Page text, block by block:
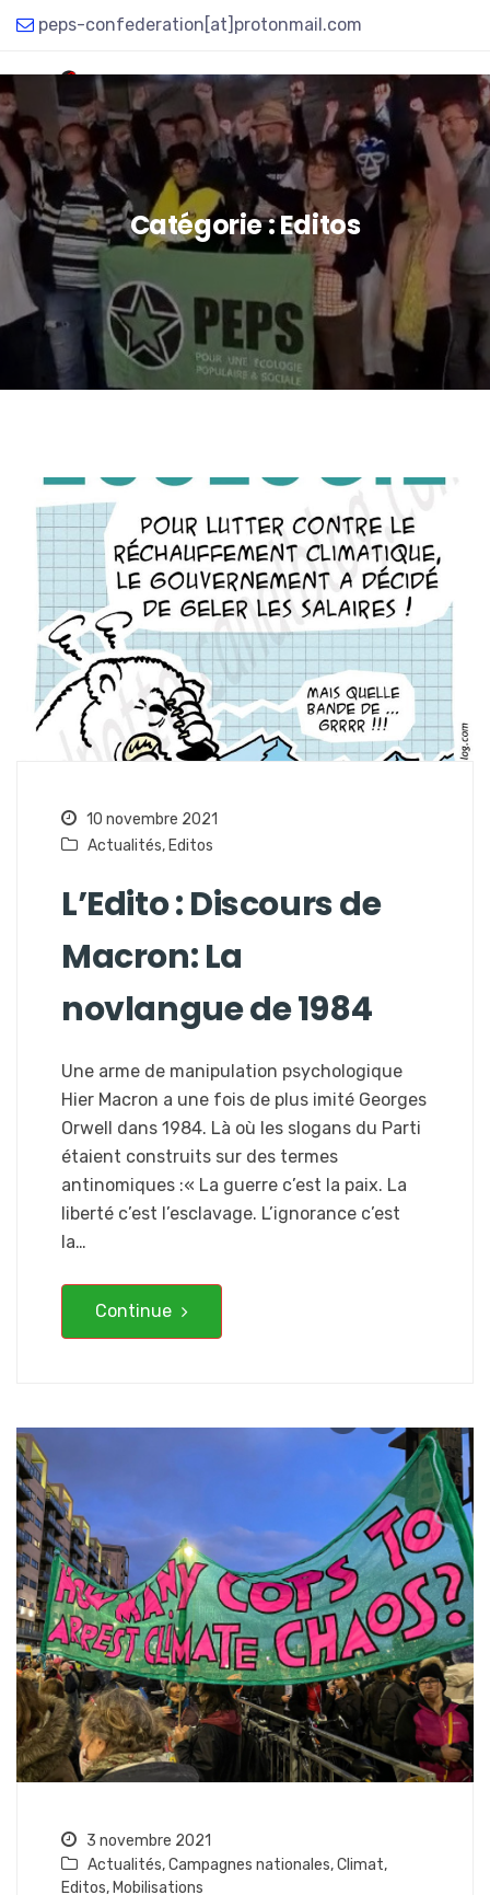
peps-confederation[at]protonmail.com
Catégorie :Editos
10 novembre 2021
Actualités, Editos
L’Edito : Discours de
Macron: La
novlangue de 1984
Une arme de manipulation psychologique
Hier Macron a une fois de plus imité Georges
Orwell dans 1984. Là où les slogans du Parti
étaient construits sur des termes
antinomiques :« La guerre c’est la paix. La
liberté c’est l’esclavage. L’ignorance c’est
la…
Continue
3 novembre 2021
Actualités,Campagnes nationales,Climat,
Editos, Mobilisations